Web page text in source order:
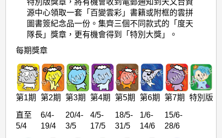
特別版獎章，將有機會收到電郵通知到天文台資
源中心領取一套「百變雲彩」書籍或附框的雲拼
圖書簽紀念品一份。集齊三個不同款式的「度天
隊長」獎章，更有機會得到「特別大獎」。
每期獎章
第1期 第2期 第3期 第4期 第5期 第6期 第7期 特別版
直至
5/4
6/4-
19/4
20/4-
3/5
4/5-
17/5
18/5-
31/5
1/6-
14/6
15/6-
28/6